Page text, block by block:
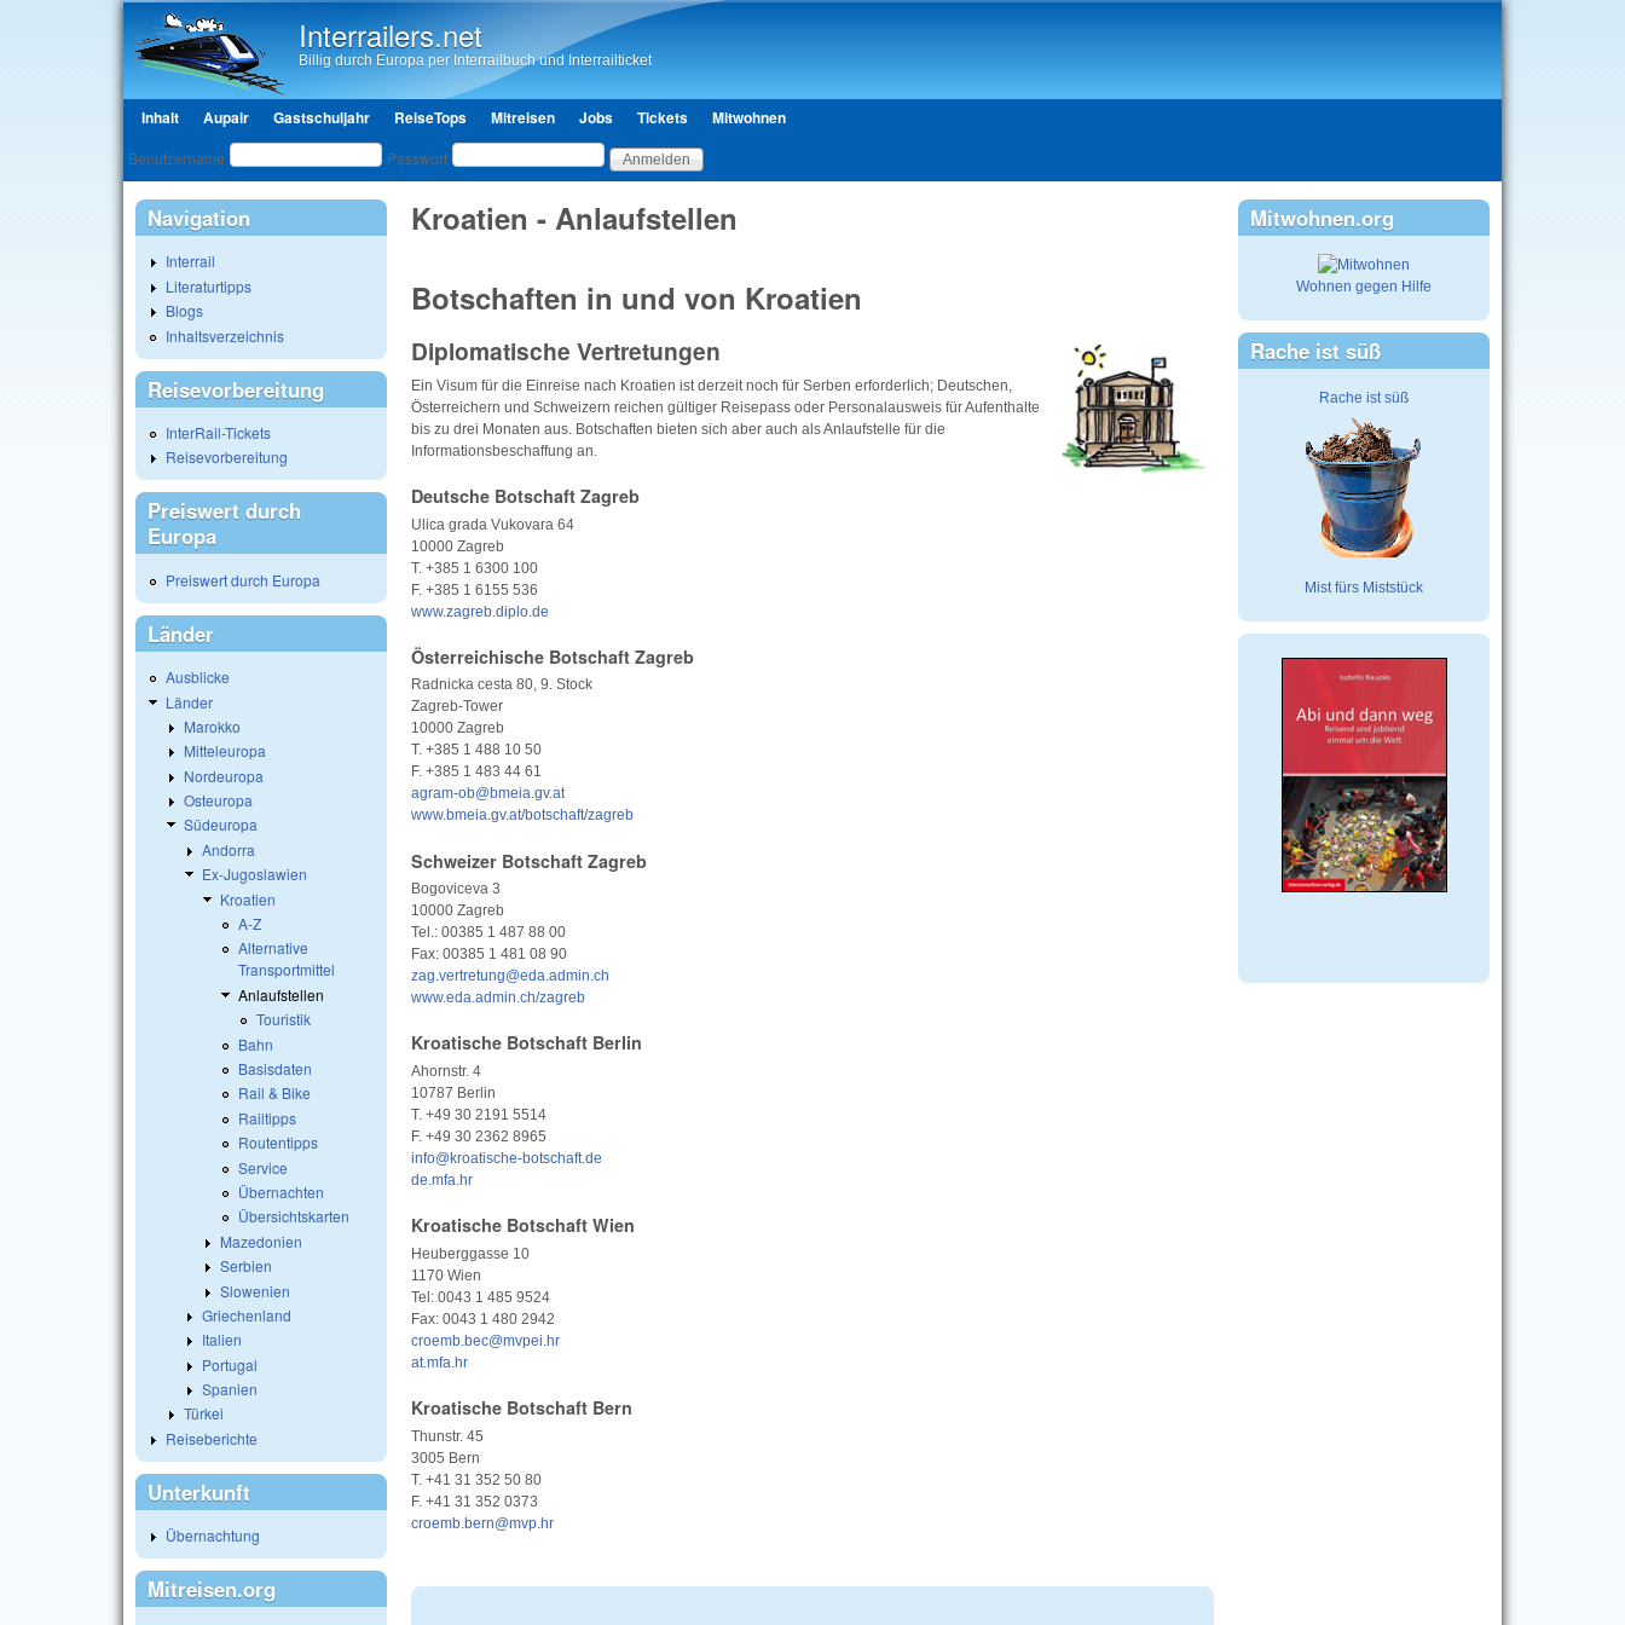
Interrailers.net
Billig durch Europa per Interrailbuch und Interrailticket
Hauptmenü
Inhalt Aupair Gastschuljahr ReiseTops Mitreisen Jobs Tickets Mitwohnen
Benutzeranmeldung
Benutzername Passwort
Kroatien - Anlaufstellen
Botschaften in und von Kroatien
Diplomatische Vertretungen
Ein Visum für die Einreise nach Kroatien ist derzeit noch für Serben erforderlich; Deutschen,
Österreichern und Schweizern reichen gültiger Reisepass oder Personalausweis für Aufenthalte
bis zu drei Monaten aus. Botschaften bieten sich aber auch als Anlaufstelle für die
Informationsbeschaffung an.
Deutsche Botschaft Zagreb
Ulica grada Vukovara 64
10000 Zagreb
T. +385 1 6300 100
F. +385 1 6155 536
www.zagreb.diplo.de
Österreichische Botschaft Zagreb
Radnicka cesta 80, 9. Stock
Zagreb-Tower
10000 Zagreb
T. +385 1 488 10 50
F. +385 1 483 44 61
agram-ob@bmeia.gv.at
www.bmeia.gv.at/botschaft/zagreb
Schweizer Botschaft Zagreb
Bogoviceva 3
10000 Zagreb
Tel.: 00385 1 487 88 00
Fax: 00385 1 481 08 90
zag.vertretung@eda.admin.ch
www.eda.admin.ch/zagreb
Kroatische Botschaft Berlin
Ahornstr. 4
10787 Berlin
T. +49 30 2191 5514
F. +49 30 2362 8965
info@kroatische-botschaft.de
de.mfa.hr
Kroatische Botschaft Wien
Heuberggasse 10
1170 Wien
Tel: 0043 1 485 9524
Fax: 0043 1 480 2942
croemb.bec@mvpei.hr
at.mfa.hr
Kroatische Botschaft Bern
Thunstr. 45
3005 Bern
T. +41 31 352 50 80
F. +41 31 352 0373
croemb.bern@mvp.hr
Navigation
Interrail
Literaturtipps
Blogs
Inhaltsverzeichnis
Reisevorbereitung
InterRail-Tickets
Reisevorbereitung
Preiswert durch
Europa
Preiswert durch Europa
Länder
Ausblicke
Länder
Marokko
Mitteleuropa
Nordeuropa
Osteuropa
Südeuropa
Andorra
Ex-Jugoslawien
Kroatien
A-Z
Alternative
Transportmittel
Anlaufstellen
Touristik
Bahn
Basisdaten
Rail & Bike
Railtipps
Routentipps
Service
Übernachten
Übersichtskarten
Mazedonien
Serbien
Slowenien
Griechenland
Italien
Portugal
Spanien
Türkei
Reiseberichte
Unterkunft
Übernachtung
Mitreisen.org
Mitwohnen.org
Wohnen gegen Hilfe
Rache ist süß
Rache ist süß
Mist fürs Miststück